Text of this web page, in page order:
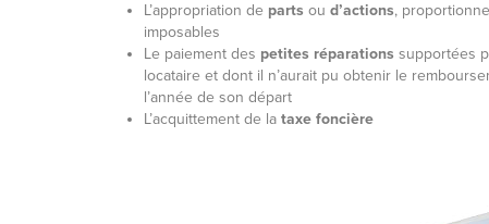
L’appropriation de parts ou d’actions,
imposables
Le paiement des petites réparations supportées
locataire et dont il n’aurait pu obtenir le
l’année de son départ
L’acquittement de la taxe foncière